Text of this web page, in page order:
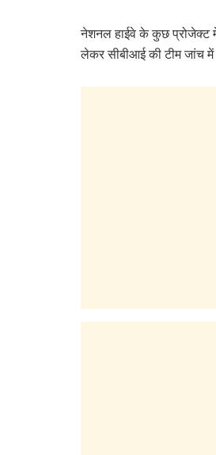
नेशनल हाईवे के कुछ प्रोजेक्ट
लेकर सीबीआई की टीम जांच में